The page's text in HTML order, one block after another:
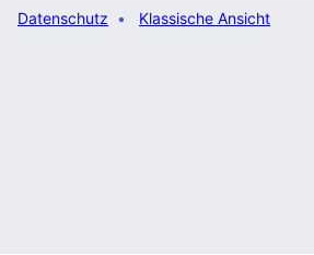
Datenschutz Klassische Ansicht